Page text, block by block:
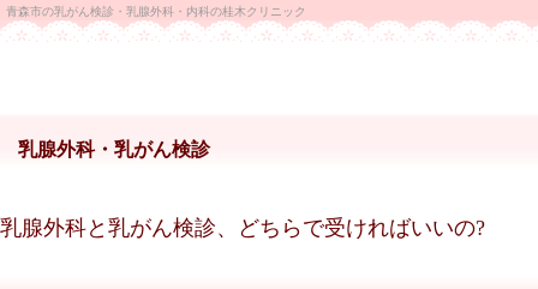
青森市の乳がん検診・乳腺外科・内科の桂木クリニック
乳腺外科・乳がん検診
乳腺外科と乳がん検診、どちらで受ければいいの?